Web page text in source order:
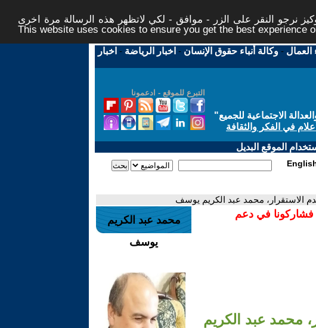
نرجو النقر على الزر - موافق - لكي لاتظهر هذه الرسالة مرة اخرى -
This website uses cookies to ensure you get the best experience
العمال -وكالة أنباء حقوق الإنسان - اخبار الرياضة - اخبار
التبرع للموقع - ادعمونا
الاجتماعية للجميع"
في الفكر والثقافة
الموقع البديل
الاستقرار، محمد عبد الكريم يوسف
فشاركونا في دعم
محمد عبد الكريم
محمد عبد الكريم
يوسف